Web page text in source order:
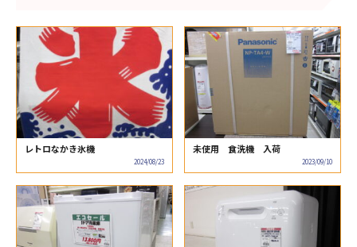
レトロなかき氷機
2024/08/23
未使用 食洗機 入荷
2023/09/10